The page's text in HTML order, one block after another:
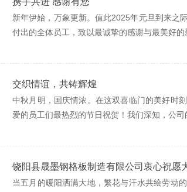
新年伊始，万象更新。值此2025年元旦到来之
付出的全体员工，致以最诚挚的感谢与最美好
交织情谊，共铸辉煌
中秋月明，国庆情浓。在这双喜临门的美好时
爱的员工们最热烈的节日祝贺！我们深知，公
饶阳县晟墨钢格板制造有限公司衷心祝愿
当五月的暖阳洒满大地，繁花与汗水共绘劳动